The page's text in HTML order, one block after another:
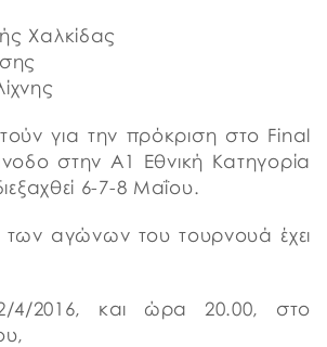
Χαλκίδας
για την πρόκριση στο Final
στην Α1 Εθνική Κατηγορία
6-7-8 Μαΐου.
αγώνων του τουρνουά έχει
4/2016, και ώρα 20.00, στο